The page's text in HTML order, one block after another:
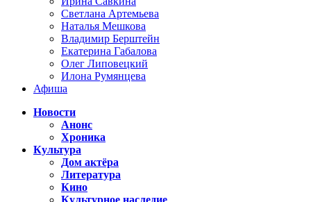
Светлана Артемьева
Наталья Мешкова
Владимир Берштейн
Екатерина Габалова
Олег Липовецкий
Илона Румянцева
Афиша
Новости
Анонс
Хроника
Культура
Дом актёра
Литература
Кино